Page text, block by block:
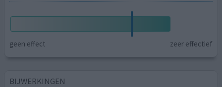
geen effect zeer effectief
BIJWERKINGEN